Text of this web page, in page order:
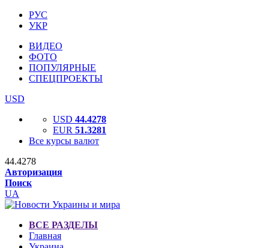
РУС
УКР
ВИДЕО
ФОТО
ПОПУЛЯРНЫЕ
СПЕЦПРОЕКТЫ
USD
USD 44.4278
EUR 51.3281
Все курсы валют
44.4278
Авторизация
Поиск
UA
ВСЕ РАЗДЕЛЫ
Главная